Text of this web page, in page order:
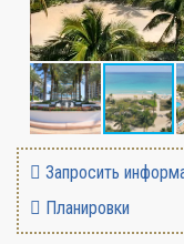
Запросить
Планировки